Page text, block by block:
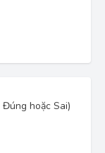
hoặc Sai)